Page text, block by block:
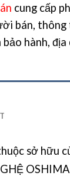
cung cấp
bán, thông
hành, địa
sở hữu
OSHIMA